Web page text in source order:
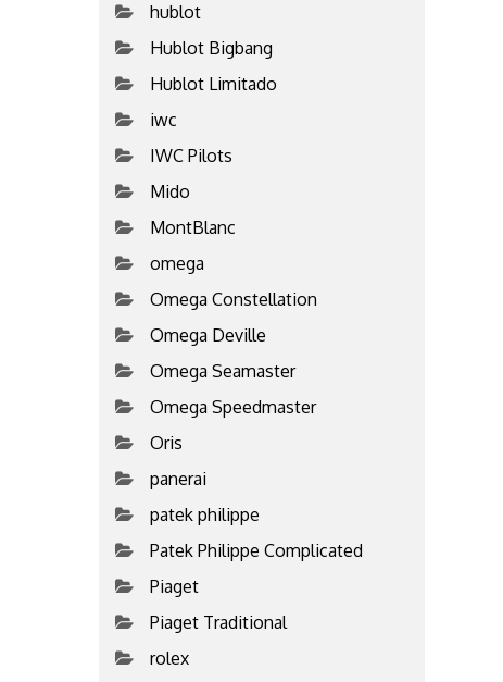
hublot
Hublot Bigbang
Hublot Limitado
iwc
IWC Pilots
Mido
MontBlanc
omega
Omega Constellation
Omega Deville
Omega Seamaster
Omega Speedmaster
Oris
panerai
patek philippe
Patek Philippe Complicated
Piaget
Piaget Traditional
rolex